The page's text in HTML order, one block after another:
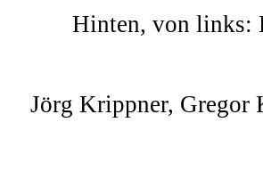
Hinten, von links:
Jörg Krippner, Gregor